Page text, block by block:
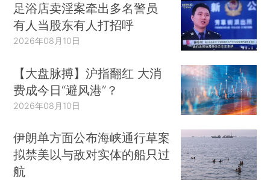
足浴店卖淫案牵出多名警员
有人当股东有人打招呼
2026年08月10日
【大盘脉搏】沪指翻红 大消
费成今日“避风港”？
2026年08月10日
伊朗单方面公布海峡通行草案
拟禁美以与敌对实体的船只过
航